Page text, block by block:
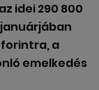
idei 290 800
a
emelkedés